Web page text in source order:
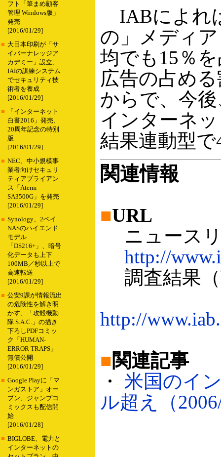
フト「筆まめ顧客
管理 Windows版」
発売
[2016/01/29]
■ 大日本印刷が「サ
イバーナレッジア
カデミー」設立、
IAIの訓練システム
でセキュリティ技
術者を養成
[2016/01/29]
■
「インターネット
白書2016」発売、
20周年記念の特別
版
[2016/01/29]
■ NEC、中小規模事
業者向けセキュリ
ティアプライアン
ス「Aterm
SA3500G」を発売
[2016/01/29]
■ Synology、2ベイ
NASのハイエンド
モデル
「DS216+」、暗号
化データも上下
100MB／秒以上で
高速転送
[2016/01/29]
■ 公安9課が情報流出
の危険性を解き明
かす、「攻殻機動
隊 S.A.C.」の描き
下ろしPDFコミッ
ク「HUMAN-
ERROR TRAPS」
無償公開
[2016/01/29]
■ Google Playに「マ
ンガストア」オー
プン、ジャンプコ
ミックスも配信開
始
[2016/01/28]
■ BIGLOBE、電力と
インターネットの
IABによれ
の」メディ
均でも15％
広告の占め
からで、今
インターネ
結果連動型
関連情報
■URL
ニュースリ
http://
調査結果（
http://
■関連記事
・ 米国のイ
ル超え（